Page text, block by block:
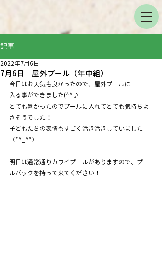
記事
7月6日 屋外プール（年中組）
2022年7月6日
今日はお天気も良かったので、屋外プールに
入る事ができました(^^♪
とても暑かったのでプールに入れてとても気持ちよ
さそうでした！
子どもたちの表情もすごく活き活きしていました
（*^_^*）
明日は通常通りカワイプールがありますので、プー
ルバックを持って来てください！